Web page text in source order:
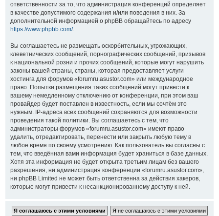
ответственности за то, что администрация конференций определяет
в качестве допустимого содержания и/или поведения в них. За
дополнительной информацией о phpBB обращайтесь по адресу
https://www.phpbb.com/.
Вы соглашаетесь не размещать оскорбительных, угрожающих,
клеветнических сообщений, порнографических сообщений, призывов
к национальной розни и прочих сообщений, которые могут нарушить
законы вашей страны, страны, которая предоставляет услуги
хостинга для форумов «forumru.asustor.com» или международное
право. Попытки размещения таких сообщений могут привести к
вашему немедленному отключению от конференции, при этом ваш
провайдер будет поставлен в известность, если мы сочтём это
нужным. IP-адреса всех сообщений сохраняются для возможности
проведения такой политики. Вы соглашаетесь с тем, что
администраторы форумов «forumru.asustor.com» имеют право
удалить, отредактировать, перенести или закрыть любую тему в
любое время по своему усмотрению. Как пользователь вы согласны с
тем, что введённая вами информация будет храниться в базе данных.
Хотя эта информация не будет открыта третьим лицам без вашего
разрешения, ни администрация конференции «forumru.asustor.com»,
ни phpBB Limited не может быть ответственна за действия хакеров,
которые могут привести к несанкционированному доступу к ней.